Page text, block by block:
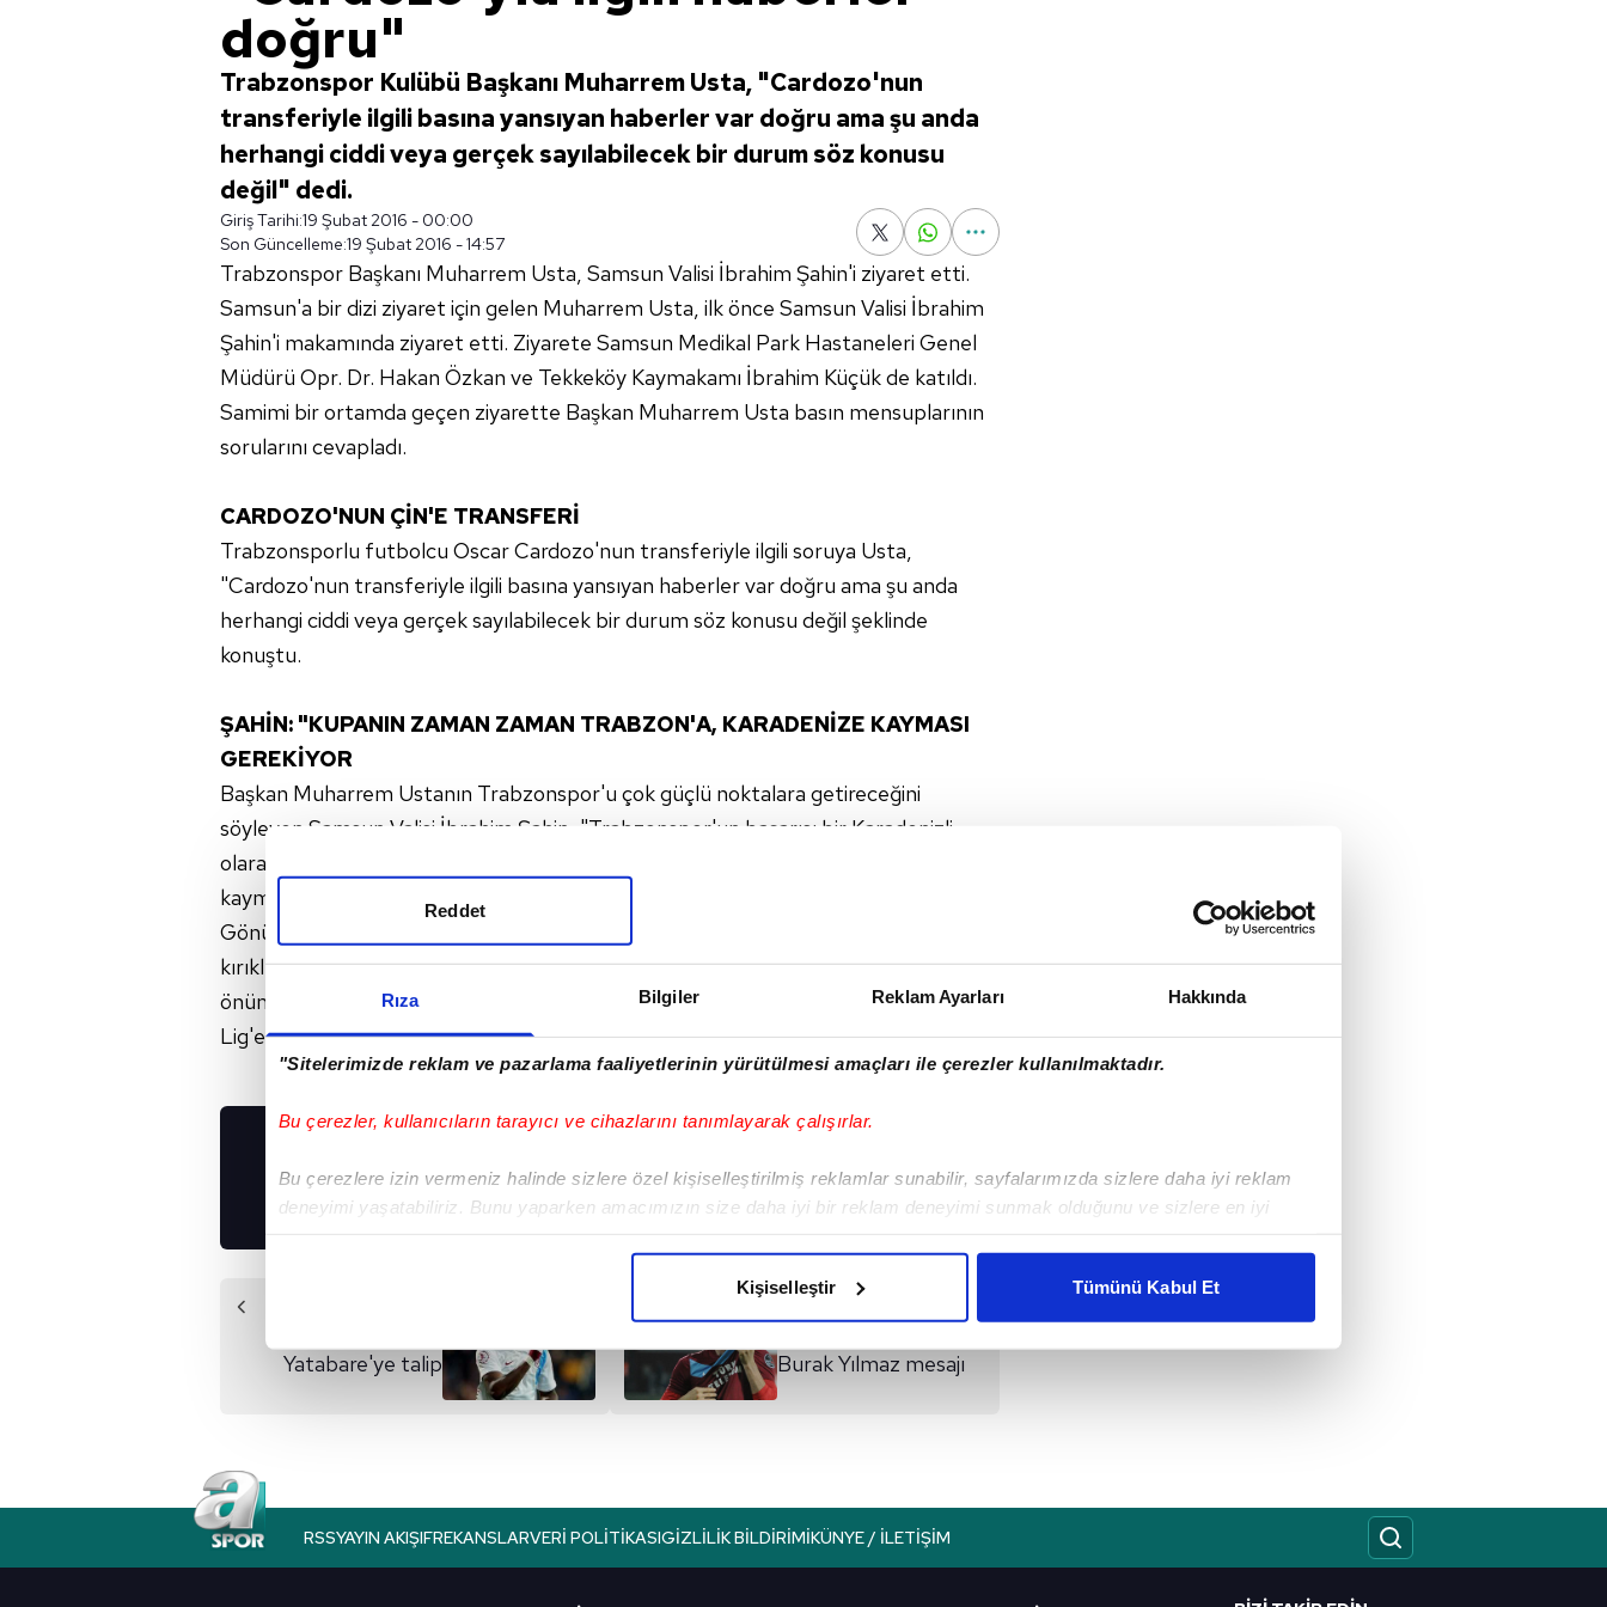
Rıza Bilgiler Reklam Ayarları Hakkında
"Sitelerimizde reklam ve pazarlama faaliyetlerinin yürütülmesi amaçları ile çerezler kullanılmaktadır.
Bu çerezler, kullanıcıların tarayıcı ve cihazlarını tanımlayarak çalışırlar.
Bu çerezlere izin vermeniz halinde sizlere özel kişiselleştirilmiş reklamlar sunabilir, sayfalarımızda sizlere daha iyi reklam
deneyimi yaşatabiliriz. Bunu yaparken amacımızın size daha iyi bir reklam deneyimi sunmak olduğunu ve sizlere en iyi
Her halükârda, kullanıcılar, bu çerezlere izin vermedikleri takdirde, kullanıcılara hedefli reklamlar gösterilmeyecektir."
Sizlere daha iyi bir hizmet sunabilmek için İnternet Sitemizde kendimize ve üçüncü kişilere ait çerezler kullanılmaktadır. Bu
butonuna tıklayabilir,
ziyaret edebilirsiniz.
Reddet
Kişiselleştir Tümünü Kabul Et
doğru"
Trabzonspor Kulübü Başkanı Muharrem Usta, "Cardozo'nun
transferiyle ilgili basına yansıyan haberler var doğru ama şu anda
herhangi ciddi veya gerçek sayılabilecek bir durum söz konusu
değil" dedi.
Giriş Tarihi:19 Şubat 2016 - 00:00
Son Güncelleme:19 Şubat 2016 - 14:57
Trabzonspor Başkanı Muharrem Usta, Samsun Valisi İbrahim Şahin'i ziyaret etti.
Samsun'a bir dizi ziyaret için gelen Muharrem Usta, ilk önce Samsun Valisi İbrahim
Şahin'i makamında ziyaret etti. Ziyarete Samsun Medikal Park Hastaneleri Genel
Müdürü Opr. Dr. Hakan Özkan ve Tekkeköy Kaymakamı İbrahim Küçük de katıldı.
Samimi bir ortamda geçen ziyarette Başkan Muharrem Usta basın mensuplarının
sorularını cevapladı.
CARDOZO'NUN ÇİN'E TRANSFERİ
Trabzonsporlu futbolcu Oscar Cardozo'nun transferiyle ilgili soruya Usta,
"Cardozo'nun transferiyle ilgili basına yansıyan haberler var doğru ama şu anda
herhangi ciddi veya gerçek sayılabilecek bir durum söz konusu değil şeklinde
konuştu.
ŞAHİN: "KUPANIN ZAMAN ZAMAN TRABZON'A, KARADENİZE KAYMASI
GEREKİYOR
Başkan Muharrem Ustanın Trabzonspor'u çok güçlü noktalara getireceğini
söyleyen Samsun Valisi İbrahim Şahin, "Trabzonspor'un başarısı bir Karadenizli
olarak bizi de çok sevindirir. Aslında kupanın zaman zaman Trabzon'a, Karadeniz'e
kayması gerekiyor. Trabzonspor'un ligde şampiyonluğa oynaması bizi sevindirir.
Gönül ister ki Samsunspor da Süper Lig'de mücadele etsin. Zaman zaman hayal
kırıklıkları yaşadık ama son galibiyet bize nefes aldırdı. İnşallah Samsunspor
önümüzdeki maçtan da 3 puan alırsa yarıştan kopmayacak. Samsunspor'un Süper
Lig'e çıkması Samsun'a kazandıracaktır açıklamasını yaptı.
UYGULAMALARIMIZI
İNDİRİN!
Yatabare'ye talip
Sonraki Haber
Burak Yılmaz mesajı
RSSYAYIN AKIŞIFREKANSLARVERI POLITIKASIGIZLILIK BILDIRIMIKÜNYE / İLETIŞIM